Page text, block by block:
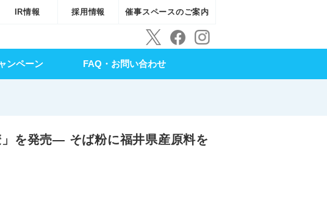
IR情報 採用情報 催事スペースのご案内
ンペーン FAQ・お問い合わせ
を発売― そば粉に福井県産原料を